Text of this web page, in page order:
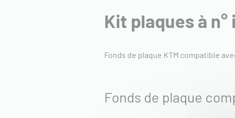
Kit plaques à n°
Fonds de plaque KTM compatible
Fonds de plaque